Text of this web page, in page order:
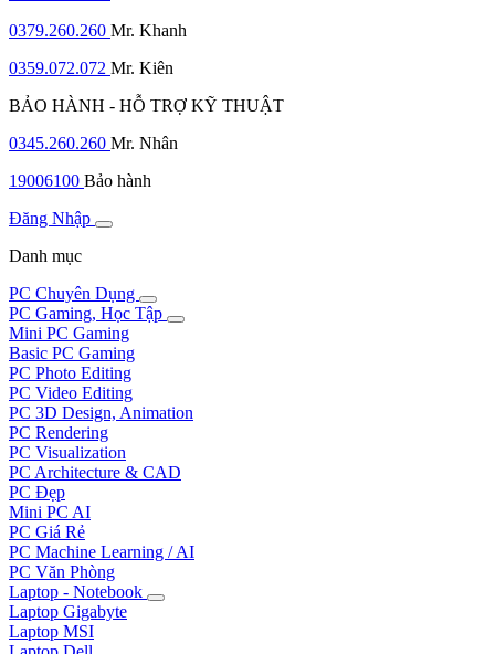
0379.260.260 Mr. Khanh
0359.072.072 Mr. Kiên
BẢO HÀNH - HỖ TRỢ KỸ THUẬT
0345.260.260 Mr. Nhân
19006100 Bảo hành
Đăng Nhập
Danh mục
PC Chuyên Dụng
PC Gaming, Học Tập
Mini PC Gaming
Basic PC Gaming
PC Photo Editing
PC Video Editing
PC 3D Design, Animation
PC Rendering
PC Visualization
PC Architecture & CAD
PC Đẹp
Mini PC AI
PC Giá Rẻ
PC Machine Learning / AI
PC Văn Phòng
Laptop - Notebook
Laptop Gigabyte
Laptop MSI